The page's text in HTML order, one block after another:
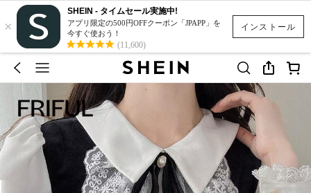
インストール
×
SHEIN - タイムセール実施中!
アプリ限定の500円OFFクーポン「JPAPP」を
今すぐ使おう！
(11,600)